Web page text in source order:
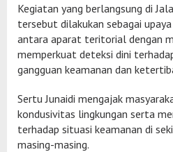
Kegiatan yang berlangsung di
tersebut dilakukan sebagai
antara aparat teritorial dengan
memperkuat deteksi dini
gangguan keamanan dan
Sertu Junaidi mengajak
kondusivitas lingkungan serta
terhadap situasi keamanan di
masing-masing.